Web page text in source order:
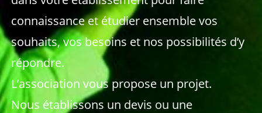
connaissance et étudier ensemble vos
souhaits, vos besoins et nos possibilités d’y
répondre.
L’association vous propose un projet.
Nous établissons un devis ou une